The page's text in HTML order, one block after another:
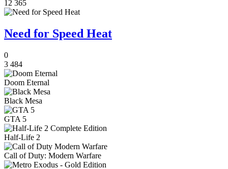
12 365
Need for Speed Heat
0
3 484
Doom Eternal
Black Mesa
GTA 5
Half-Life 2
Call of Duty: Modern Warfare